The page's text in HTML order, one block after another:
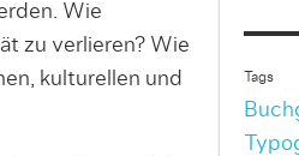
Wie
zu verlieren? Wie
kulturellen und
Tags